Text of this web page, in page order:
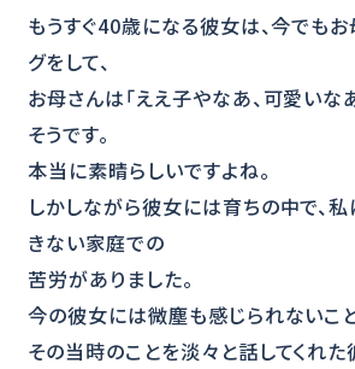
もうすぐ40歳になる彼女は、今でも
グをして、
お母さんは「ええ子やなあ、可愛いな
そうです。
本当に素晴らしいですよね。
しかしながら彼女には育ちの中で、
きない家庭での
苦労がありました。
今の彼女には微塵も感じられないことで
その当時のことを淡々と話してくれた